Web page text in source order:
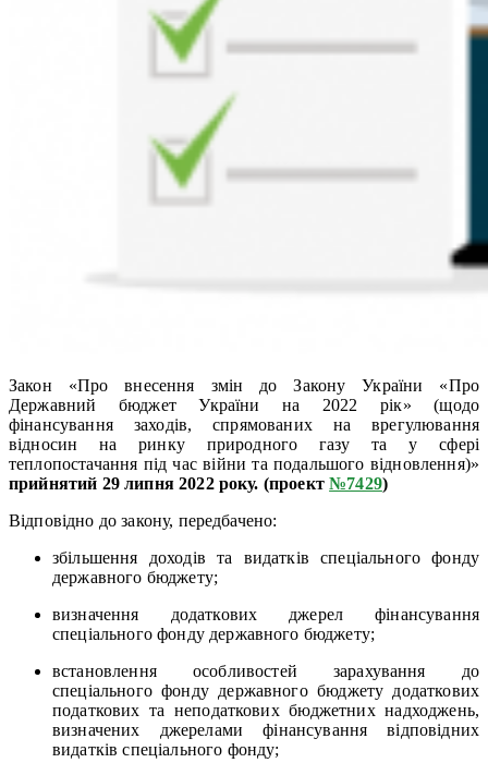
Закон «Про внесення змін до Закону України «Про
Державний бюджет України на 2022 рік» (щодо
фінансування заходів, спрямованих на врегулювання
відносин на ринку природного газу та у сфері
теплопостачання під час війни та подальшого відновлення)»
прийнятий 29 липня 2022 року. (проект №7429)
Відповідно до закону, передбачено:
збільшення доходів та видатків спеціального фонду
державного бюджету;
визначення додаткових джерел фінансування
спеціального фонду державного бюджету;
встановлення особливостей зарахування до
спеціального фонду державного бюджету додаткових
податкових та неподаткових бюджетних надходжень,
визначених джерелами фінансування відповідних
видатків спеціального фонду;